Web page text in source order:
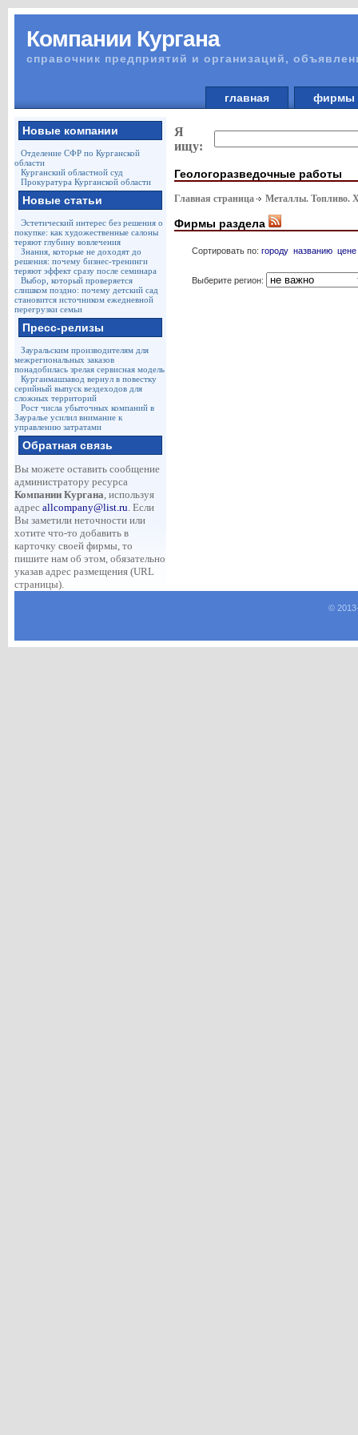
Компании Кургана
справочник предприятий и организаций,
главная
Новые компании
Отделение СФР по Курганской
области
Курганский областной суд
Прокуратура Курганской области
Новые статьи
Эстетический интерес без решения о
покупке: как художественные салоны
теряют глубину вовлечения
Знания, которые не доходят до
решения: почему бизнес-тренинги
теряют эффект сразу после семинара
Выбор, который проверяется
слишком поздно: почему детский сад
становится источником ежедневной
перегрузки семьи
Пресс-релизы
Зауральским производителям для
межрегиональных заказов
понадобилась зрелая сервисная модель
Курганмашзавод вернул в повестку
серийный выпуск вездеходов для
сложных территорий
Рост числа убыточных компаний в
Зауралье усилил внимание к
управлению затратами
Обратная связь
Вы можете оставить сообщение
администратору ресурса
Компании Кургана, используя
адрес allcompany@list.ru. Если
Вы заметили неточности или
хотите что-то добавить в
карточку своей фирмы, то
пишите нам об этом, обязательно
указав адрес размещения (URL
страницы).
Я
ищу:
Геологоразведочные работы
Главная страница Металлы. Топливо.
Фирмы раздела
Сортировать по: городу названию цене
Выберите регион:
©